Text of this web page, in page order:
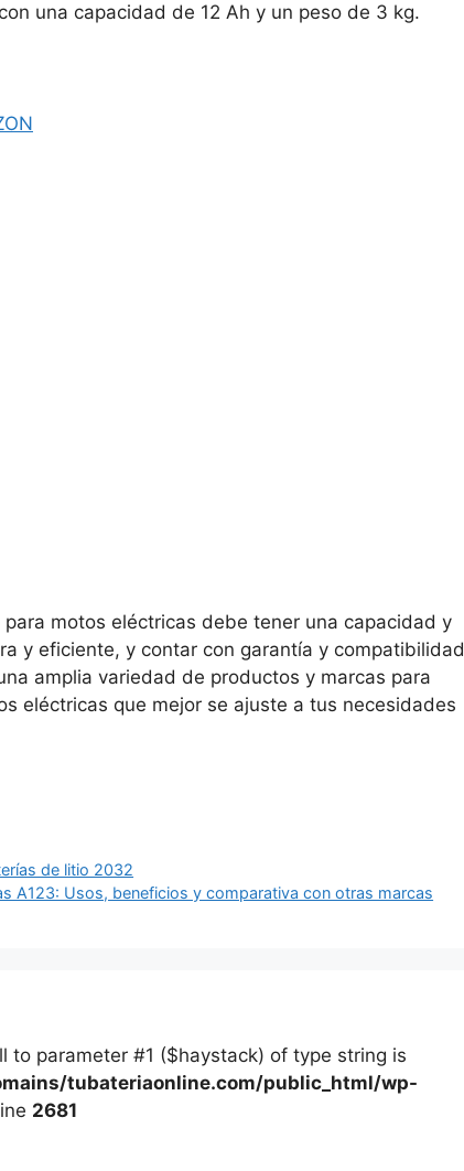
una capacidad de 12 Ah y un peso de 3 kg.
motos eléctricas debe tener una capacidad y
y eficiente, y contar con garantía y compatibilidad
amplia variedad de productos y marcas para
eléctricas que mejor se ajuste a tus necesidades
de litio 2032
A123: Usos, beneficios y comparativa con otras marcas
to parameter #1 ($haystack) of type string is
tubateriaonline.com/public_html/wp-
2681